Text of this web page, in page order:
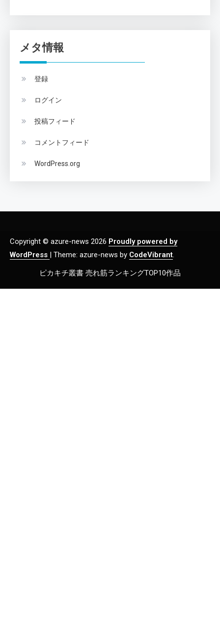
メタ情報
登録
ログイン
投稿フィード
コメントフィード
WordPress.org
Copyright © azure-news 2026 Proudly powered by
WordPress
Theme: azure-news by CodeVibrant.
ピカキチ叢書 売れ筋ランキングTOP10作品